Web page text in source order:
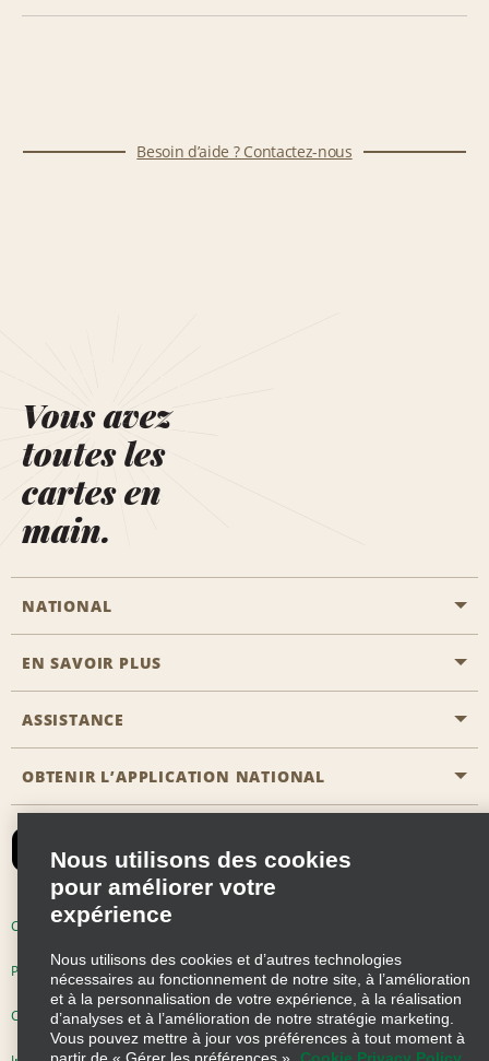
Besoin d’aide ? Contactez-nous
Vous avez
toutes les
cartes en
main.
NATIONAL
Passer une réservation
Solutions pour les professionnels
EN SAVOIR PLUS
Carrière
ASSISTANCE
Accessibilité
Recevoir des offres par email
OBTENIR L’APPLICATION NATIONAL
Conditions d’utilisation
Politique d’utilisation des cookies
Choix de confidentialité
Nous utilisons des cookies
pour améliorer votre
expérience
Nous utilisons des cookies et d’autres technologies
nécessaires au fonctionnement de notre site, à l’amélioration
et à la personnalisation de votre expérience, à la réalisation
d’analyses et à l’amélioration de notre stratégie marketing.
Vous pouvez mettre à jour vos préférences à tout moment à